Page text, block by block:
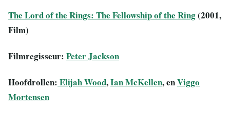
The Lord of the Rings: The Fellowship of the Ring(2001,
Film)
Filmregisseur: Peter Jackson
Hoofdrollen: Elijah Wood,Ian McKellen, enViggo
Mortensen